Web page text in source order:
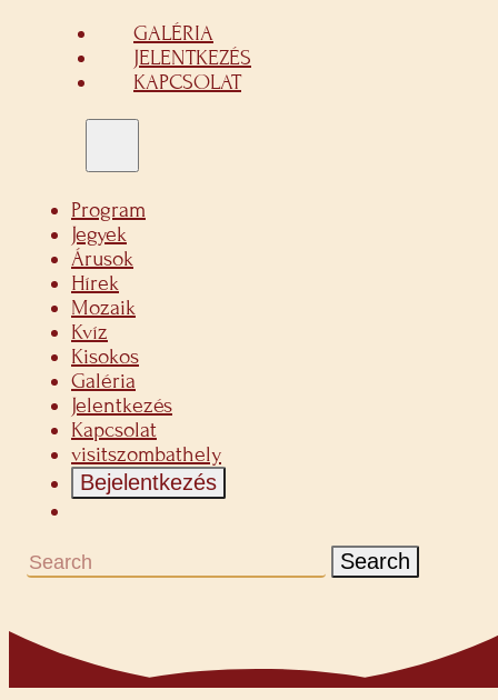
GALÉRIA
JELENTKEZÉS
KAPCSOLAT
Program
Jegyek
Árusok
Hírek
Mozaik
Kvíz
Kisokos
Galéria
Jelentkezés
Kapcsolat
visitszombathely
Bejelentkezés
Search